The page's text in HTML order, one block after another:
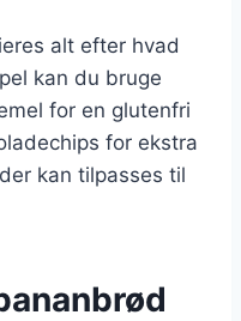
alt efter hvad
kan du bruge
for en glutenfri
for ekstra
kan tilpasses til